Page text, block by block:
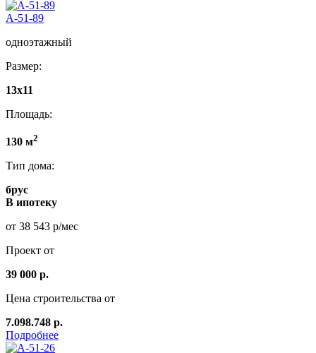
А-51-89
одноэтажный
Размер:
13x11
Площадь:
130 м2
Тип дома:
брус
В ипотеку
от 38 543 р/мес
Проект от
39 000 р.
Цена строительства от
7.098.748 р.
Подробнее